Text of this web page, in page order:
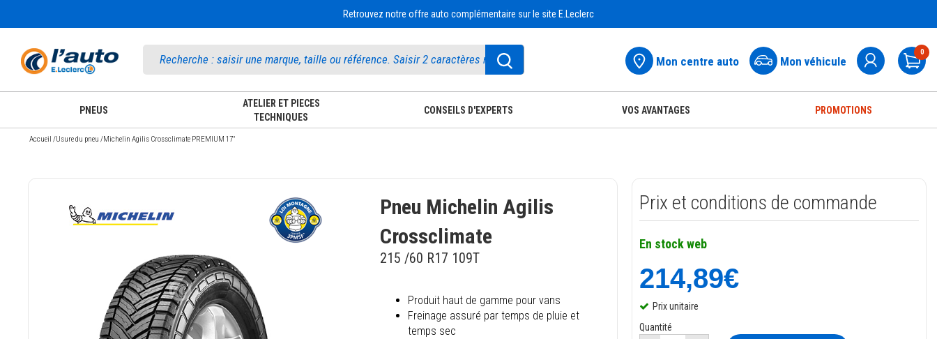
Retrouvez notre offre auto complémentaire sur le site E.Leclerc
Mon centre auto Mon véhicule
0
PNEUS
ATELIER ET PIECES
TECHNIQUES
CONSEILS D'EXPERTS VOS AVANTAGES PROMOTIONS
Accueil /Usure du pneu /Michelin Agilis Crossclimate PREMIUM 17"
Pneu Michelin Agilis
Crossclimate
215 /60 R17 109T
Produit haut de gamme pour vans
Freinage assuré par temps de pluie et
temps sec
Prix et conditions de commande
En stock web
214,89€
Prix unitaire
Quantité